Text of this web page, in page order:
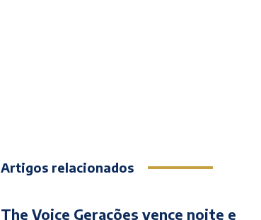
Artigos relacionados
The Voice Gerações vence noite e